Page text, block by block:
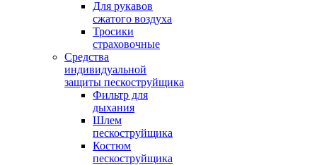
Для рукавов
сжатого воздуха
Тросики
страховочные
Средства
индивидуальной
защиты пескоструйщика
Фильтр для
дыхания
Шлем
пескоструйщика
Костюм
пескоструйщика